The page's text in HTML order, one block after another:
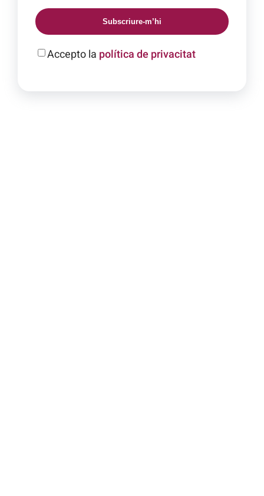
Subscriure-m’hi
Accepto la política de privacitat